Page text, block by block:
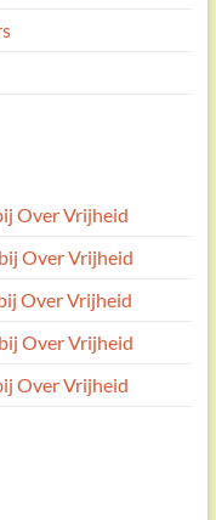
Over Vrijheid
Over Vrijheid
Over Vrijheid
Over Vrijheid
Over Vrijheid